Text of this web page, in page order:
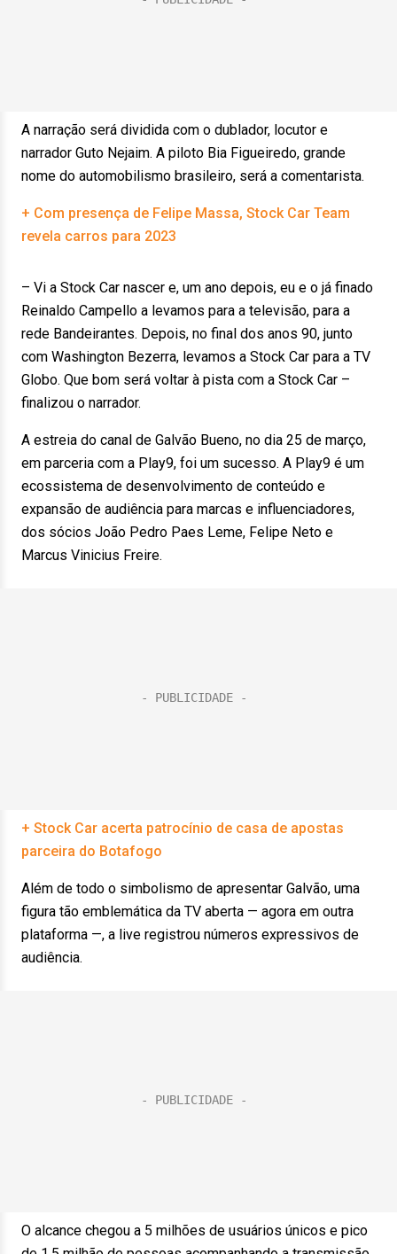
A narração será dividida com o dublador, locutor e
narrador Guto Nejaim. A piloto Bia Figueiredo, grande
nome do automobilismo brasileiro, será a comentarista.
+ Com presença de Felipe Massa, Stock Car Team
revela carros para 2023
– Vi a Stock Car nascer e, um ano depois, eu e o já finado
Reinaldo Campello a levamos para a televisão, para a
rede Bandeirantes. Depois, no final dos anos 90, junto
com Washington Bezerra, levamos a Stock Car para a TV
Globo. Que bom será voltar à pista com a Stock Car –
finalizou o narrador.
A estreia do canal de Galvão Bueno, no dia 25 de março,
em parceria com a Play9, foi um sucesso. A Play9 é um
ecossistema de desenvolvimento de conteúdo e
expansão de audiência para marcas e influenciadores,
dos sócios João Pedro Paes Leme, Felipe Neto e
Marcus Vinicius Freire.
+ Stock Car acerta patrocínio de casa de apostas
parceira do Botafogo
Além de todo o simbolismo de apresentar Galvão, uma
figura tão emblemática da TV aberta — agora em outra
plataforma —, a live registrou números expressivos de
audiência.
O alcance chegou a 5 milhões de usuários únicos e pico